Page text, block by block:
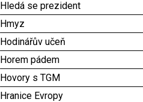
Hledá se prezident
Hmyz
Hodinářův učeň
Horem pádem
Hovory s TGM
Hranice Evropy